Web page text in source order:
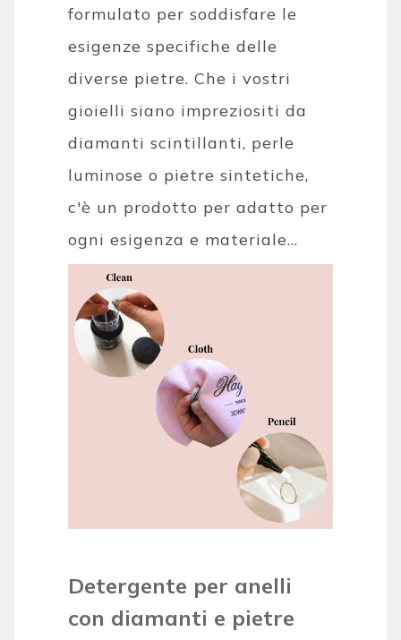
formulato per soddisfare le
esigenze specifiche delle
diverse pietre. Che i vostri
gioielli siano impreziositi da
diamanti scintillanti, perle
luminose o pietre sintetiche,
c'è un prodotto per adatto per
ogni esigenza e materiale...
Detergente per anelli
con diamanti e pietre